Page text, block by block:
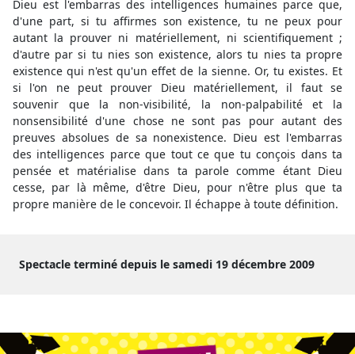
Dieu est l'embarras des intelligences humaines parce que,
d'une part, si tu affirmes son existence, tu ne peux pour
autant la prouver ni matériellement, ni scientifiquement ;
d'autre par si tu nies son existence, alors tu nies ta propre
existence qui n'est qu'un effet de la sienne. Or, tu existes. Et
si l'on ne peut prouver Dieu matériellement, il faut se
souvenir que la non-visibilité, la non-palpabilité et la
nonsensibilité d'une chose ne sont pas pour autant des
preuves absolues de sa nonexistence. Dieu est l'embarras
des intelligences parce que tout ce que tu conçois dans ta
pensée et matérialise dans ta parole comme étant Dieu
cesse, par là même, d'être Dieu, pour n'être plus que ta
propre manière de le concevoir. Il échappe à toute définition.
Spectacle terminé depuis le samedi 19 décembre 2009